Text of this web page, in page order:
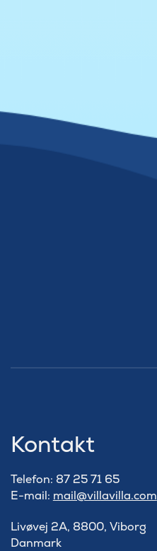
Kontakt
Telefon: 87 25 71 65
E-mail: mail@villavilla.com
Livøvej 2A, 8800, Viborg
Danmark